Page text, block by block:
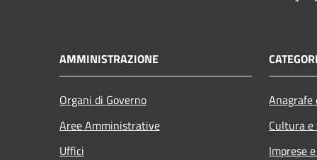
AMMINISTRAZIONE
Organi di Governo
Aree Amministrative
Uffici
Cultura
Imprese